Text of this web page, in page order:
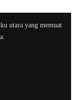
utara yang memuat